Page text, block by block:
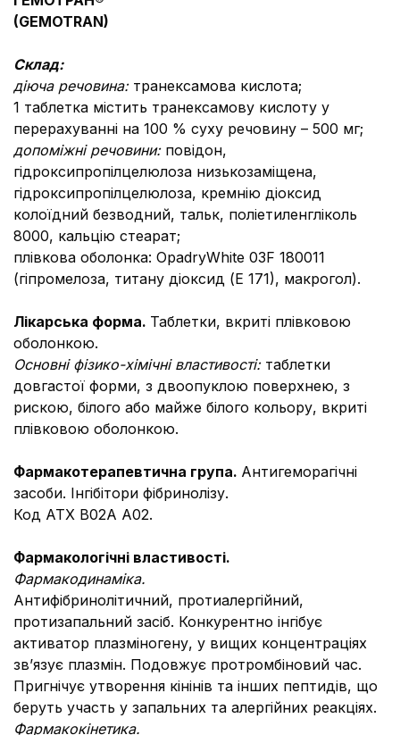
(GEMOTRAN)
Склад:
діюча речовина: транексамова кислота;
1 таблетка містить транексамову кислоту у
перерахуванні на 100 % суху речовину – 500 мг;
допоміжні речовини: повідон,
гідроксипропілцелюлоза низькозаміщена,
гідроксипропілцелюлоза, кремнію діоксид
колоїдний безводний, тальк, поліетиленгліколь
8000, кальцію стеарат;
плівкова оболонка: OpadryWhite 03F 180011
(гіпромелоза, титану діоксид (Е 171), макрогол).
Лікарська форма. Таблетки, вкриті плівковою
оболонкою.
Основні фізико-хімічні властивості: таблетки
довгастої форми, з двоопуклою поверхнею, з
рискою, білого або майже білого кольору, вкриті
плівковою оболонкою.
Фармакотерапевтична група. Антигеморагічні
засоби. Інгібітори фібринолізу.
Код АТХ В02А А02.
Фармакологічні властивості.
Фармакодинаміка.
Антифібринолітичний, протиалергійний,
протизапальний засіб. Конкурентно інгібує
активатор плазміногену, у вищих концентраціях
зв’язує плазмін. Подовжує протромбіновий час.
Пригнічує утворення кінінів та інших пептидів, що
беруть участь у запальних та алергійних реакціях.
Фармакокінетика.